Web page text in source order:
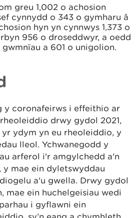
greu 1,002 o achosion
cynnydd o 343 o gymharu â
hyn yn cynnwys 1,373 o
956 o droseddwyr, a oedd
a 601 o unigolion.
y coronafeirws i effeithio ar
drwy gydol 2021,
yr ydym yn eu rheoleiddio, y
lleol. Ychwanegodd y
arferol i'r amgylchedd a'n
y mae ein dyletswyddau
a'u gwella. Drwy gydol
mae ein huchelgeisiau wedi
i gyflawni ein